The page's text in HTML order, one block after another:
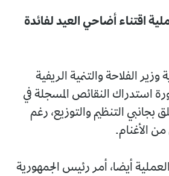
اقتناء أضاحي العيد لفائدة
الفلاحة والتنمية الريفية
استدراك النقائص المسجلة في
بجانبي التنظيم والتوزيع، رغم
الأغنام.
أيضا، أمر رئيس الجمهورية